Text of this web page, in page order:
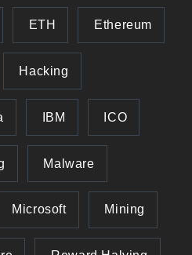
ETH Ethereum
Hacking
IBM ICO
Malware
Microsoft Mining